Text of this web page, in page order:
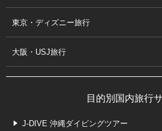
東京・ディズニー旅行
大阪・USJ旅行
目的別国内旅行
J-DIVE 沖縄ダイビングツアー